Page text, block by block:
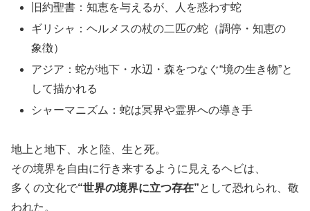
旧約聖書：知恵を与えるが、人を惑わす蛇
ギリシャ：ヘルメスの杖の二匹の蛇（調停・知恵の
象徴）
アジア：蛇が地下・水辺・森をつなぐ“境の生き物”と
して描かれる
シャーマニズム：蛇は冥界や霊界への導き手
地上と地下、水と陸、生と死。
その境界を自由に行き来するように見えるヘビは、
多くの文化で“世界の境界に立つ存在”として恐れられ、敬
われた。